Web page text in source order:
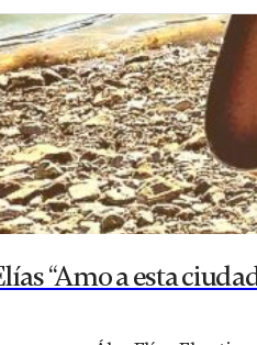
“Amo a esta